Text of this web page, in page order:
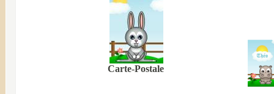
Carte-Postale